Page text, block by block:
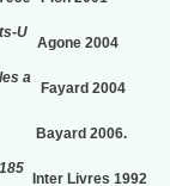
U
Agone 2004
a
Fayard 2004
Bayard 2006.
Inter Livres 1992